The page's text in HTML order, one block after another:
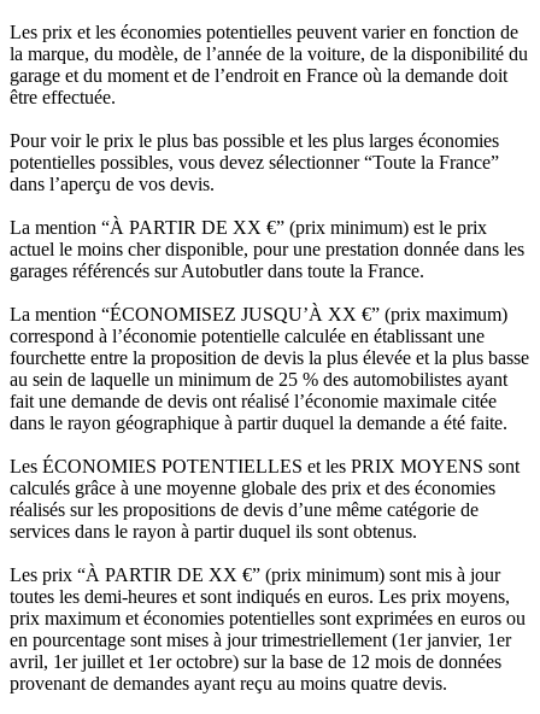
Les prix et les économies potentielles peuvent varier en fonction de
la marque, du modèle, de l’année de la voiture, de la disponibilité du
garage et du moment et de l’endroit en France où la demande doit
être effectuée.
Pour voir le prix le plus bas possible et les plus larges économies
potentielles possibles, vous devez sélectionner “Toute la France”
dans l’aperçu de vos devis.
La mention “À PARTIR DE XX €” (prix minimum) est le prix
actuel le moins cher disponible, pour une prestation donnée dans les
garages référencés sur Autobutler dans toute la France.
La mention “ÉCONOMISEZ JUSQU’À XX €” (prix maximum)
correspond à l’économie potentielle calculée en établissant une
fourchette entre la proposition de devis la plus élevée et la plus basse
au sein de laquelle un minimum de 25 % des automobilistes ayant
fait une demande de devis ont réalisé l’économie maximale citée
dans le rayon géographique à partir duquel la demande a été faite.
Les ÉCONOMIES POTENTIELLES et les PRIX MOYENS sont
calculés grâce à une moyenne globale des prix et des économies
réalisés sur les propositions de devis d’une même catégorie de
services dans le rayon à partir duquel ils sont obtenus.
Les prix “À PARTIR DE XX €” (prix minimum) sont mis à jour
toutes les demi-heures et sont indiqués en euros. Les prix moyens,
prix maximum et économies potentielles sont exprimées en euros ou
en pourcentage sont mises à jour trimestriellement (1er janvier, 1er
avril, 1er juillet et 1er octobre) sur la base de 12 mois de données
provenant de demandes ayant reçu au moins quatre devis.